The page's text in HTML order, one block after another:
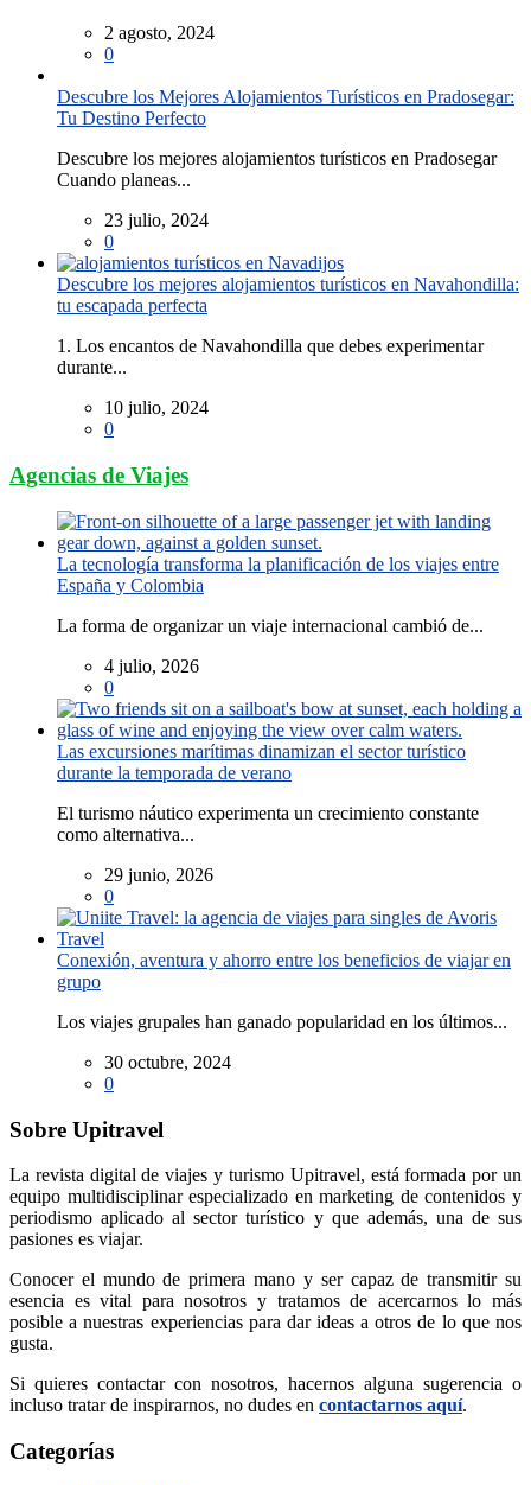
2 agosto, 2024
0
Descubre los Mejores Alojamientos Turísticos en Pradosegar:
Tu Destino Perfecto
Descubre los mejores alojamientos turísticos en Pradosegar
Cuando planeas...
23 julio, 2024
0
Descubre los mejores alojamientos turísticos en Navahondilla:
tu escapada perfecta
1. Los encantos de Navahondilla que debes experimentar
durante...
10 julio, 2024
0
Agencias de Viajes
La tecnología transforma la planificación de los viajes entre
España y Colombia
La forma de organizar un viaje internacional cambió de...
4 julio, 2026
0
Las excursiones marítimas dinamizan el sector turístico
durante la temporada de verano
El turismo náutico experimenta un crecimiento constante
como alternativa...
29 junio, 2026
0
Conexión, aventura y ahorro entre los beneficios de viajar en
grupo
Los viajes grupales han ganado popularidad en los últimos...
30 octubre, 2024
0
Sobre Upitravel
La revista digital de viajes y turismo Upitravel, está formada por un
equipo multidisciplinar especializado en marketing de contenidos y
periodismo aplicado al sector turístico y que además, una de sus
pasiones es viajar.
Conocer el mundo de primera mano y ser capaz de transmitir su
esencia es vital para nosotros y tratamos de acercarnos lo más
posible a nuestras experiencias para dar ideas a otros de lo que nos
gusta.
Si quieres contactar con nosotros, hacernos alguna sugerencia o
incluso tratar de inspirarnos, no dudes en contactarnos aquí.
Categorías